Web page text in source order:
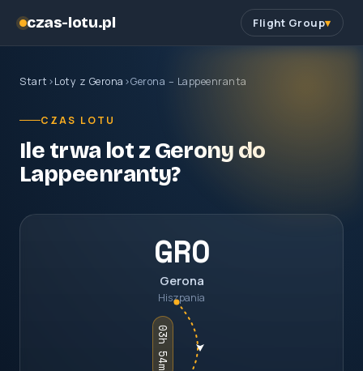
czas-lotu.pl Flight Group
Start ›Loty z Gerona ›Gerona – Lappeenranta
CZAS LOTU
Ile trwa lot z Gerony do
Lappeenranty?
GRO
Gerona
Hiszpania
03h 54m